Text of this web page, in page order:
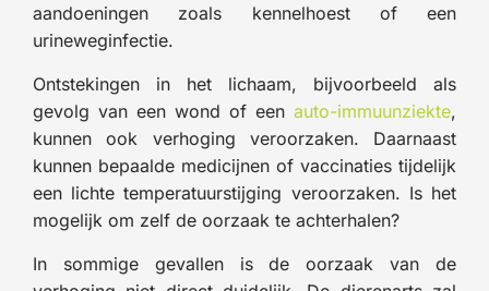
aandoeningen zoals kennelhoest of een
urineweginfectie.
Ontstekingen in het lichaam, bijvoorbeeld als
gevolg van een wond of een auto-immuunziekte,
kunnen ook verhoging veroorzaken. Daarnaast
kunnen bepaalde medicijnen of vaccinaties tijdelijk
een lichte temperatuurstijging veroorzaken. Is het
mogelijk om zelf de oorzaak te achterhalen?
In sommige gevallen is de oorzaak van de